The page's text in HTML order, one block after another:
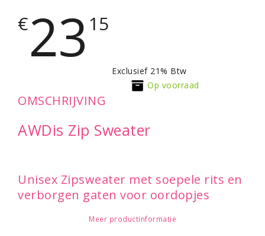
€23 15
Exclusief 21% Btw
Op voorraad
OMSCHRIJVING
AWDis Zip Sweater
Unisex Zipsweater met soepele rits en
verborgen gaten voor oordopjes
Meer productinformatie